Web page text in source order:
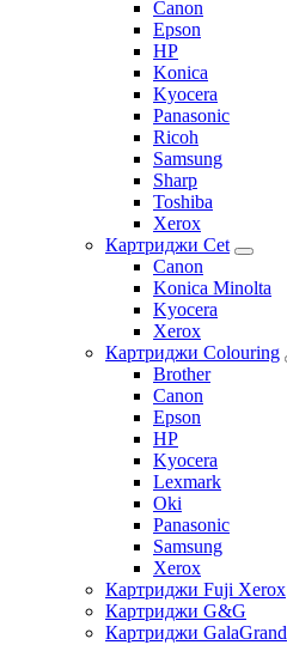
Canon
Epson
HP
Konica
Kyocera
Panasonic
Ricoh
Samsung
Sharp
Toshiba
Xerox
Картриджи Cet
Canon
Konica Minolta
Kyocera
Xerox
Картриджи Colouring
Brother
Canon
Epson
HP
Kyocera
Lexmark
Oki
Panasonic
Samsung
Xerox
Картриджи Fuji Xerox
Картриджи G&G
Картриджи GalaGrand